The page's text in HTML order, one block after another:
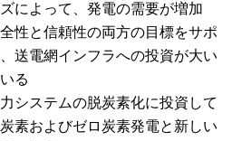
によって、発電の需要が増加
性と信頼性の両方の目標をサポ
送電網インフラへの投資が大い
る
システムの脱炭素化に投資して
素およびゼロ炭素発電と新しい